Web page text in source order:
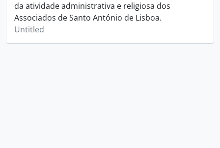
da atividade administrativa e religiosa dos
Associados de Santo António de Lisboa.
Untitled